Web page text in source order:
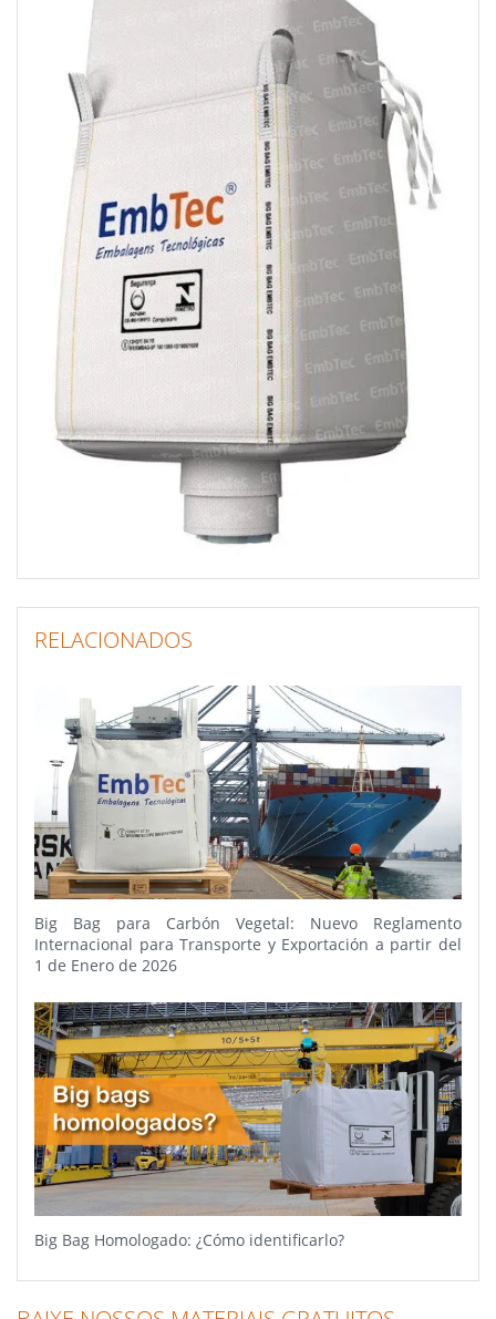
RELACIONADOS
Big Bag para Carbón Vegetal: Nuevo Reglamento
Internacional para Transporte y Exportación a partir del
1 de Enero de 2026
Big Bag Homologado: ¿Cómo identificarlo?